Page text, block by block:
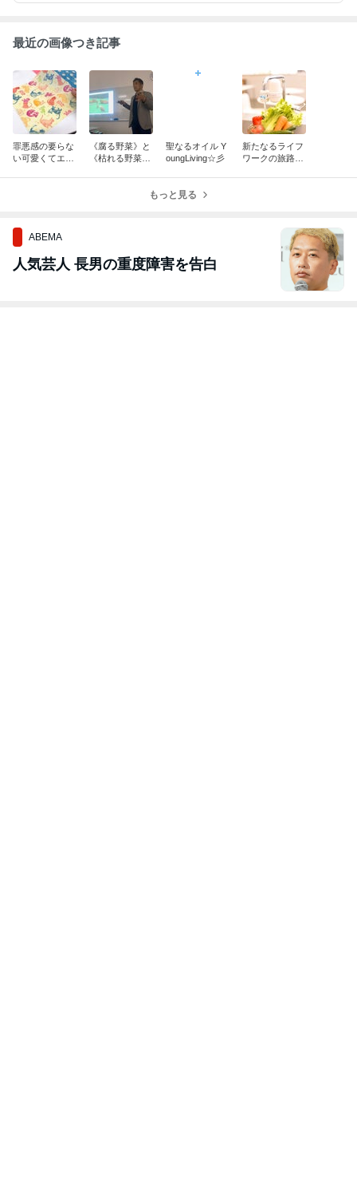
最近の画像つき記事
罪悪感の要らな
い可愛くてエコ
《腐る野菜》と
《枯れる野菜》
聖なるオイル Y
oungLiving☆彡
新たなるライフ
ワークの旅路
もっと見る
ABEMA
人気芸人 長男の重度障害を告白